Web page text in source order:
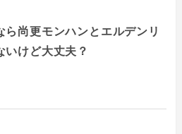
ら尚更モンハンとエルデンリ
いけど大丈夫？